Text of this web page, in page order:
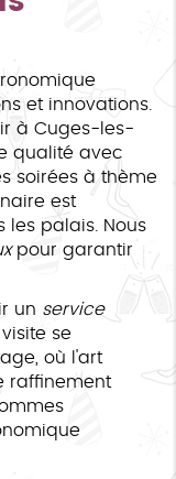
et innovations.
à Cuges-les-
qualité avec
soirées à thème
est
les palais. Nous
pour garantir
un service
se
où l'art
raffinement